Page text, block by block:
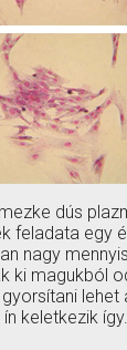
dús
feladata egy
nagy
ki magukból
keletkezik